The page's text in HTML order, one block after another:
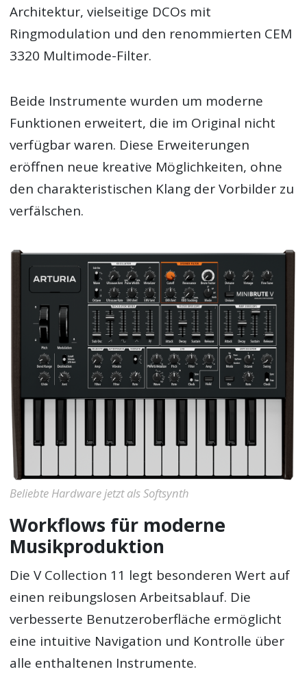
Architektur, vielseitige DCOs mit
Ringmodulation und den renommierten CEM
3320 Multimode-Filter.
Beide Instrumente wurden um moderne
Funktionen erweitert, die im Original nicht
verfügbar waren. Diese Erweiterungen
eröffnen neue kreative Möglichkeiten, ohne
den charakteristischen Klang der Vorbilder zu
verfälschen.
Beliebte Hardware jetzt als Softsynth
Workflows für moderne
Musikproduktion
Die V Collection 11 legt besonderen Wert auf
einen reibungslosen Arbeitsablauf. Die
verbesserte Benutzeroberfläche ermöglicht
eine intuitive Navigation und Kontrolle über
alle enthaltenen Instrumente.